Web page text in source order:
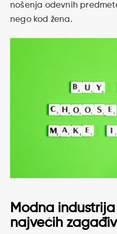
nošenja odevnih
nego kod žena.
Modna
najvećih